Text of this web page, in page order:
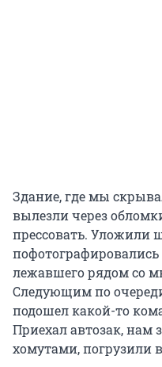
Здание, где мы
вылезли через
прессовать. Уложили
пофотографировались
лежавшего рядом со
Следующим по
подошел какой-то
Приехал автозак, нам
хомутами, погрузили